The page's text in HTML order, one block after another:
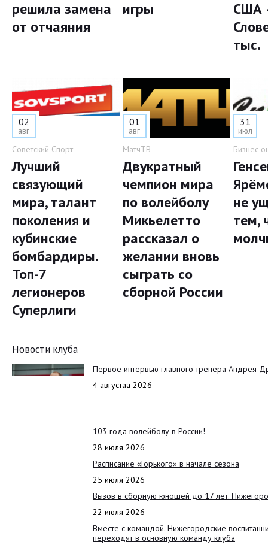
решила замена
от отчаяния
игры
США
тыс.
02
авг
Советский Спорт
Лучший
связующий
мира, талант
поколения и
кубинские
бомбардиры.
Топ-7
легионеров
Суперлиги
01
авг
МатчТВ
Двукратный
чемпион мира
по волейболу
Микьелетто
рассказал о
желании вновь
сыграть со
сборной России
31
июл
Бизнес
не
тем,
Новости клуба
Первое интервью главного тренера Андрея
4 августаа 2026
103 года волейболу в России!
28 июля 2026
Расписание «Горького» в начале сезона
25 июля 2026
Вызов в сборную юношей до 17 лет.
22 июля 2026
Вместе с командой. Нижегородские
переходят в основную команду клуба